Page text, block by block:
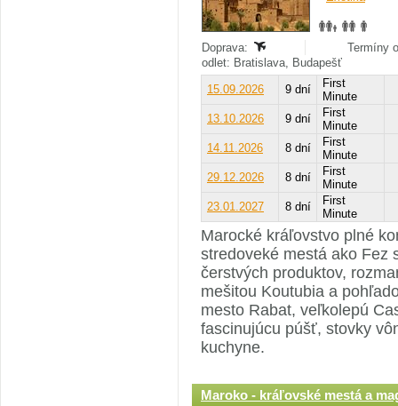
Doprava:
Termíny
odlet: Bratislava, Budapešť
15.09.2026
9 dní
First
Minute
13.10.2026
9 dní
First
Minute
14.11.2026
8 dní
First
Minute
29.12.2026
8 dní
First
Minute
23.01.2027
8 dní
First
Minute
Marocké kráľovstvo plné
stredoveké mestá ako Fez
čerstvých produktov,
mešitou Koutubia a
mesto Rabat, veľkolepú
fascinujúcu púšť, stovky
kuchyne.
Maroko - kráľovské mestá a